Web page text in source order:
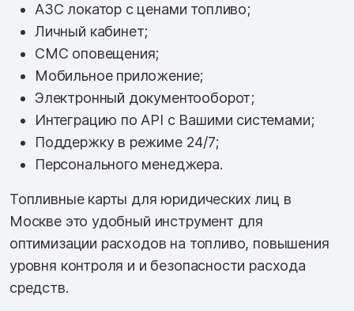
АЗС локатор с ценами топливо;
Личный кабинет;
СМС оповещения;
Мобильное приложение;
Электронный документооборот;
Интеграцию по API с Вашими системами;
Поддержку в режиме 24/7;
Персонального менеджера.
Топливные карты для юридических лиц в
Москве это удобный инструмент для
оптимизации расходов на топливо, повышения
уровня контроля и и безопасности расхода
средств.